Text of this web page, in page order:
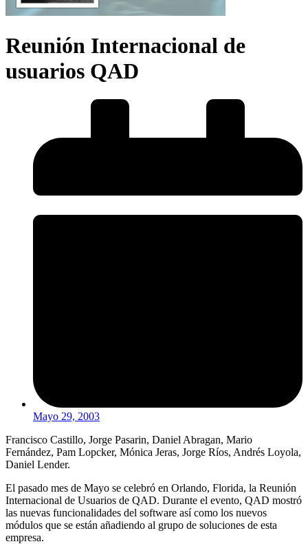
Reunión Internacional de
usuarios QAD
Mayo 29, 2003
Francisco Castillo, Jorge Pasarin, Daniel Abragan, Mario
Fernández, Pam Lopcker, Mónica Jeras, Jorge Ríos, Andrés Loyola,
Daniel Lender.
El pasado mes de Mayo se celebró en Orlando, Florida, la Reunión
Internacional de Usuarios de QAD. Durante el evento, QAD mostró
las nuevas funcionalidades del software así como los nuevos
módulos que se están añadiendo al grupo de soluciones de esta
empresa.